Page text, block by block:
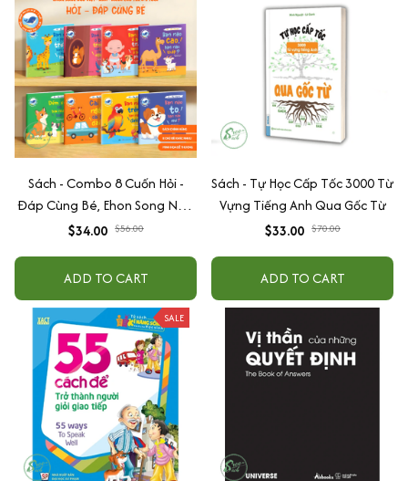
Sách - Combo 8 Cuốn Hỏi -
Đáp Cùng Bé, Ehon Song Ngữ
Việt - Anh - Dành Cho Bé Từ 0
$34.00 $56.00
ADD TO CART
Sách - Tự Học Cấp Tốc 3000 Từ
Vựng Tiếng Anh Qua Gốc Từ
$33.00 $70.00
ADD TO CART
SALE